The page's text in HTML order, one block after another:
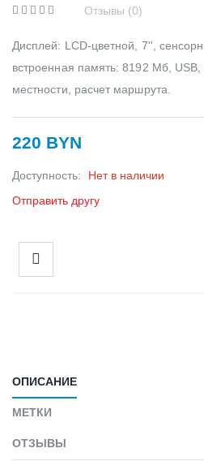
Отзывы (0)
Дисплей: LCD-цветной, 7'',
встроенная память: 8192 Мб, USB,
местности, расчет маршрута.
220 BYN
Доступность:
Нет в наличии
Отправить другу
ОПИСАНИЕ
МЕТКИ
ОТЗЫВЫ